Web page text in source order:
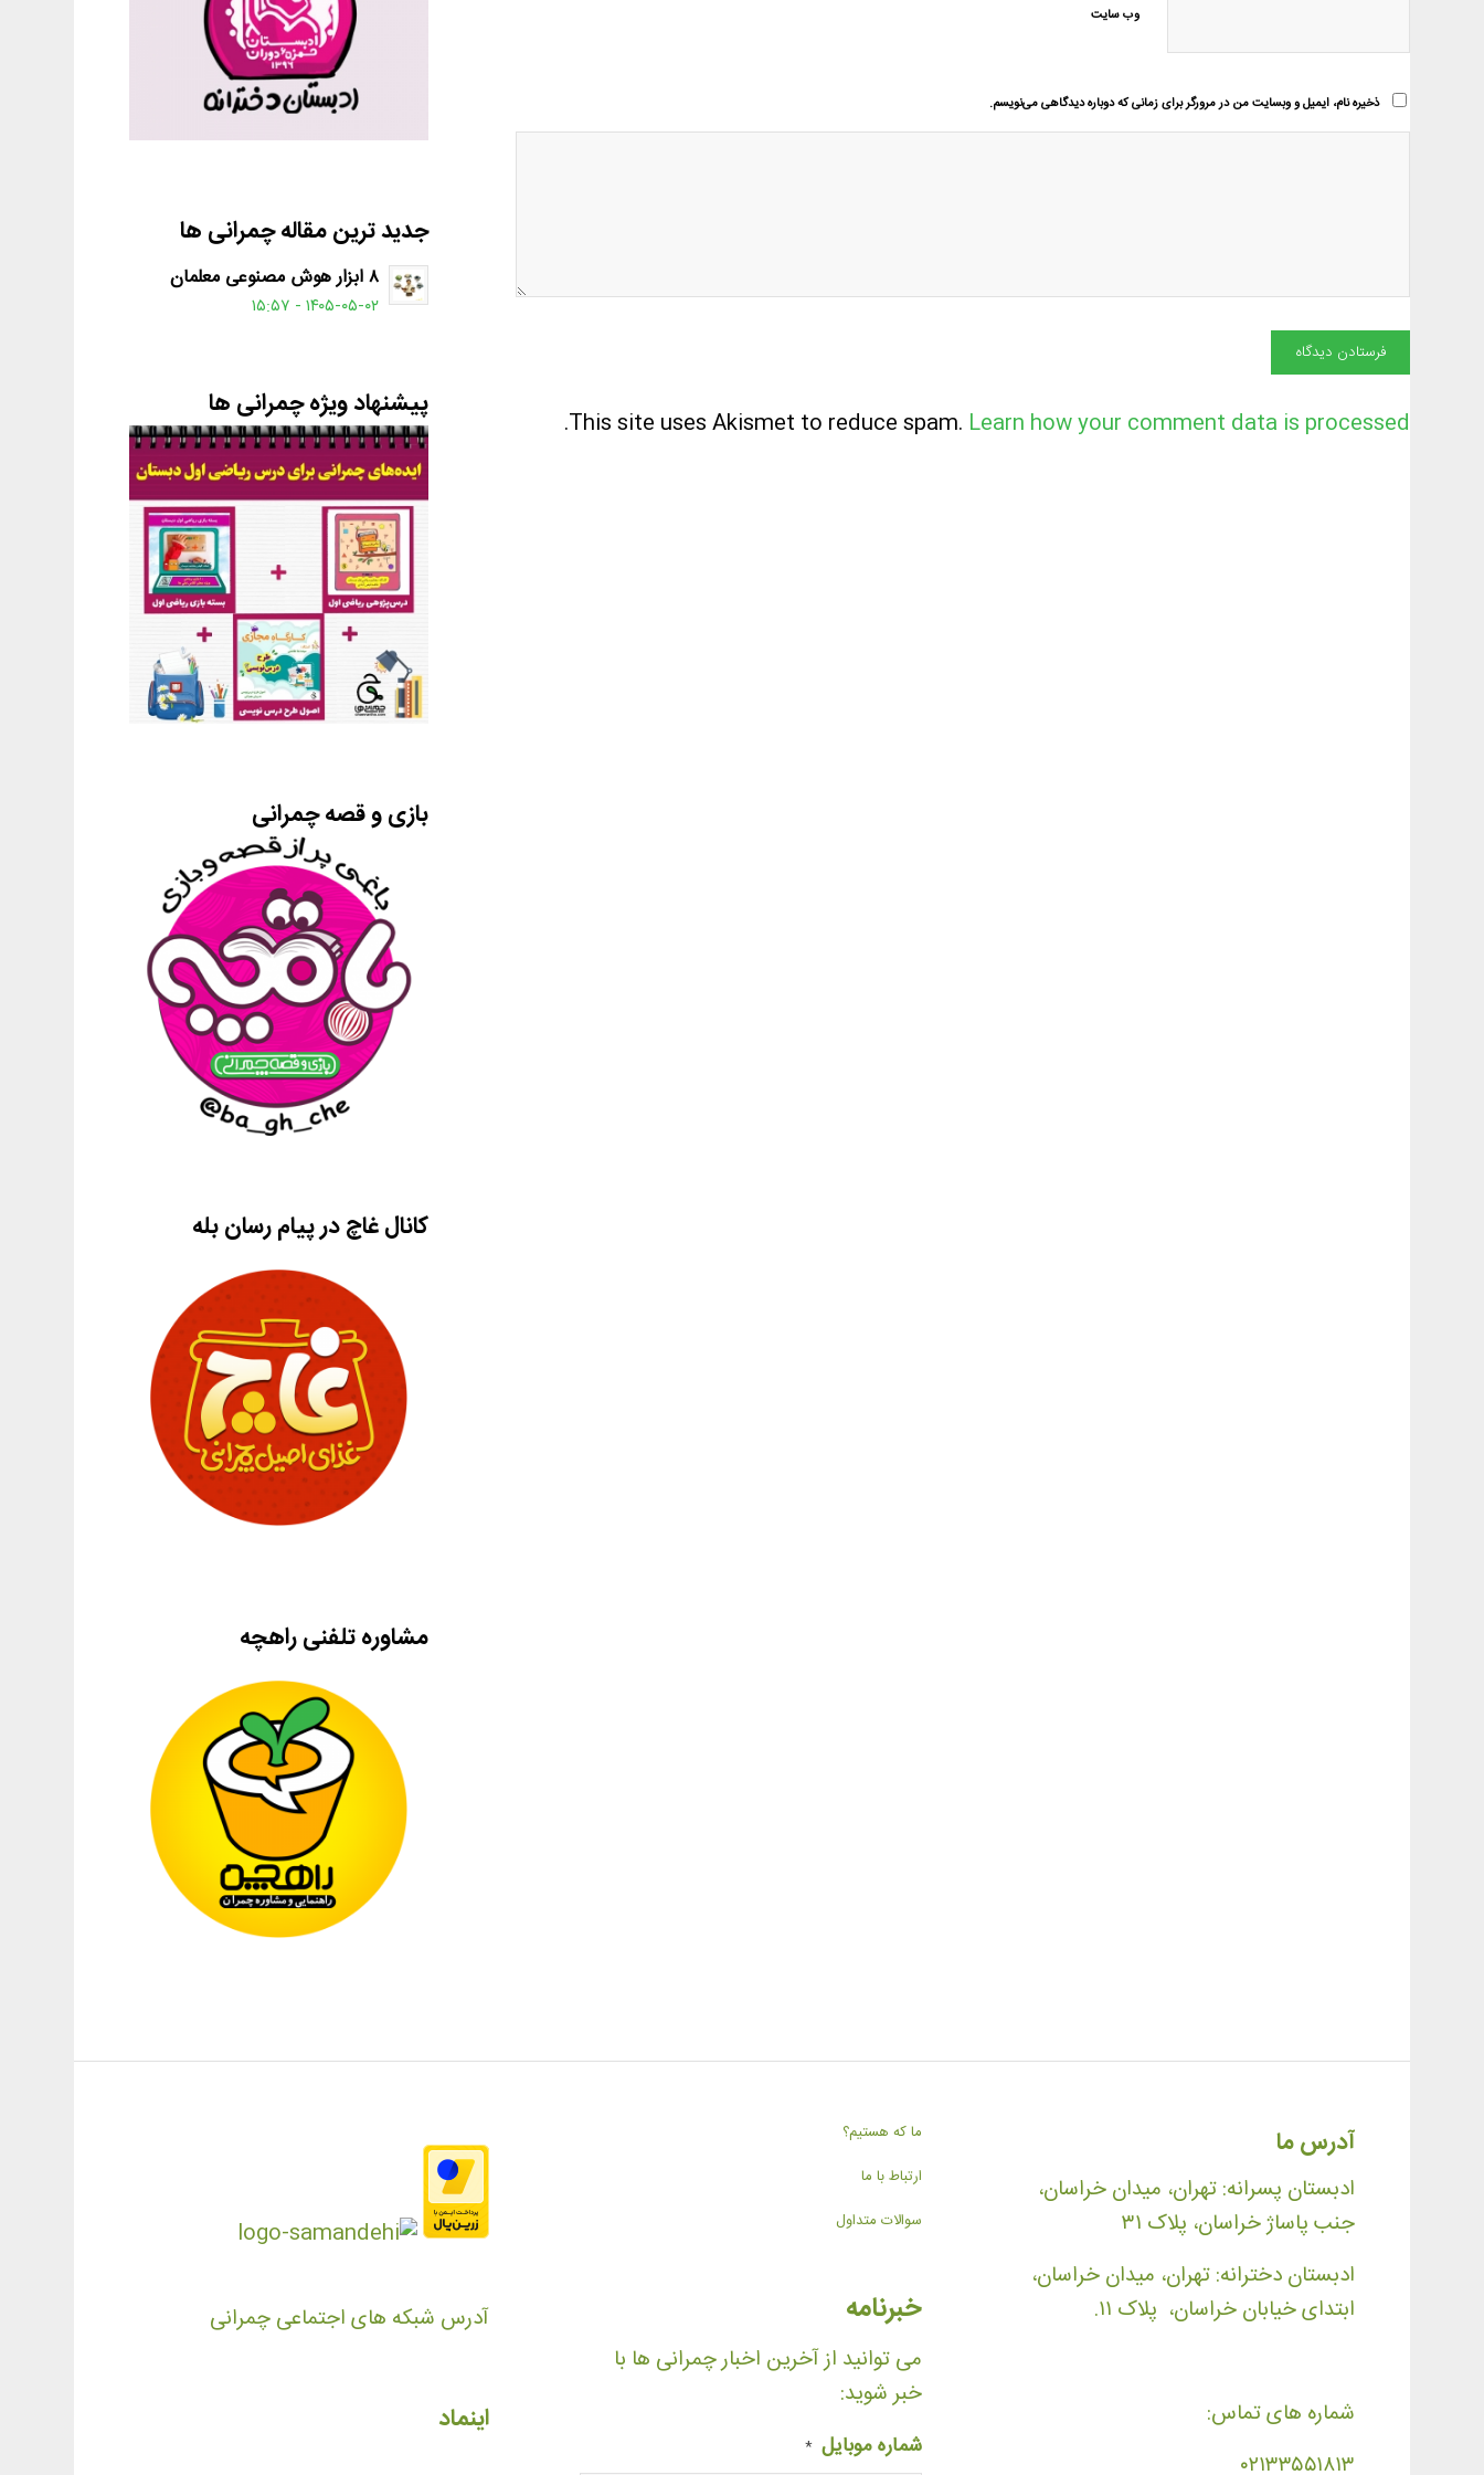
وب‌ سایت
ذخیره نام، ایمیل و وبسایت من در مرورگر برای زمانی که دوباره دیدگاهی می‌نویسم.
This site uses Akismet to reduce spam. Learn how your comment data is processed
.
جدید ترین مقاله چمرانی ها
۸ ابزار هوش مصنوعی معلمان
۱۴۰۵-۰۵-۰۲ - ۱۵:۵۷
پیشنهاد ویژه چمرانی ها
بازی و قصه چمرانی
کانال غاچ در پیام رسان بله
مشاوره تلفنی راهچه
آدرس ما
ادبستان پسرانه: تهران، میدان خراسان،
جنب پاساژ خراسان، پلاک ۳۱
ادبستان دخترانه: تهران، میدان خراسان،
ابتدای خیابان خراسان، پلاک ۱۱.
شماره های تماس:
۰۲۱۳۳۵۵۱۸۱۳
ما که هستیم؟
ارتباط با ما
سوالات متداول
خبرنامه
می توانید از آخرین اخبار چمرانی ها با
خبر شوید:
شماره موبایل *
آدرس شبکه های اجتماعی چمرانی
اینماد